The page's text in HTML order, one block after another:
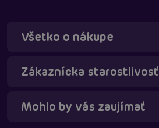
Všetko o nákupe
Zákaznícka starostlivosť
Mohlo by vás zaujímať
Táňa - virtuálna asistentka